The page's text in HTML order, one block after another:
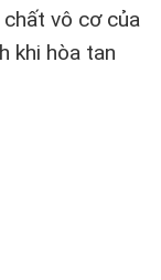
vô cơ của
khi hòa tan